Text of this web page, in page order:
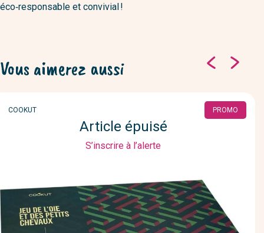
éco‑responsable et convivial !
Vous aimerez aussi
MARQUE
COOKUT PROMO
Article épuisé
S’inscrire à l’alerte